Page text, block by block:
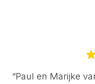
“Paul en Marijke